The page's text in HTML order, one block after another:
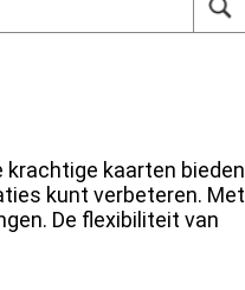
kaarten bieden
kunt verbeteren. Met
De flexibiliteit van